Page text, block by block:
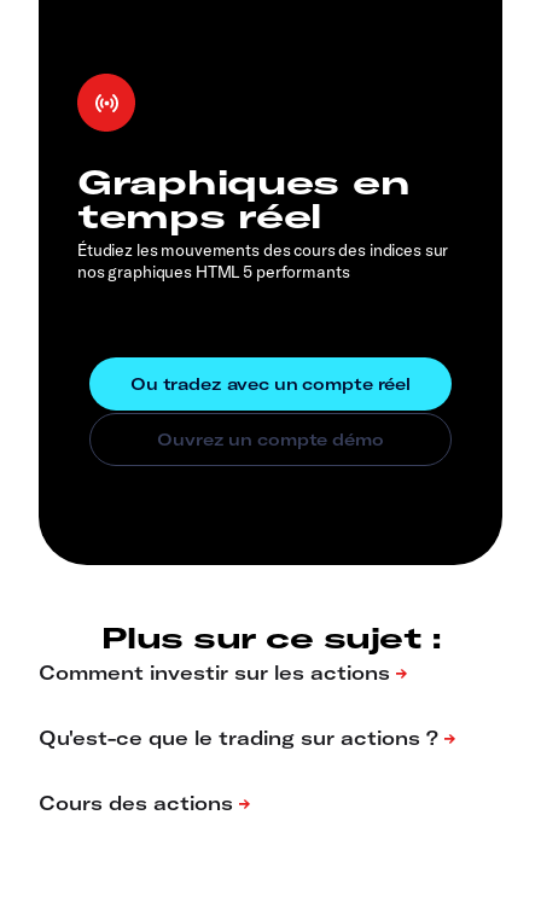
Graphiques en
temps réel
Étudiez les mouvements des cours des indices sur
nos graphiques HTML 5 performants
Plus sur ce sujet :